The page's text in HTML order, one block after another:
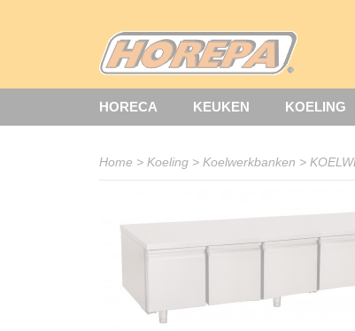
HORECA KEUKEN KOELING
Home > Koeling > Koelwerkbanken >